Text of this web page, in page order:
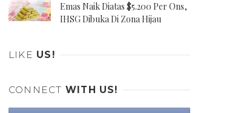
Emas Naik Diatas $5.200 Per Ons,
IHSG Dibuka Di Zona Hijau
LIKE US!
CONNECT WITH US!